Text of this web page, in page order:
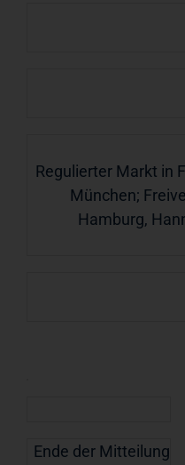
Regulierter Markt in
München;
Hamburg,
Ende der Mitteilung